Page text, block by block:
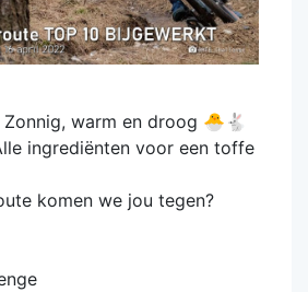
Zonnig, warm en droog 🐣🐇
ingrediënten voor een toffe
komen we jou tegen?